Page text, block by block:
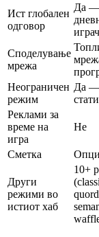
Ист глобален
одговор
Да —
Споделување
мрежа
Неограничен
режим
Да —
Реклами за
време на
игра
Не
Сметка
Други
режими во
истиот хаб
10+